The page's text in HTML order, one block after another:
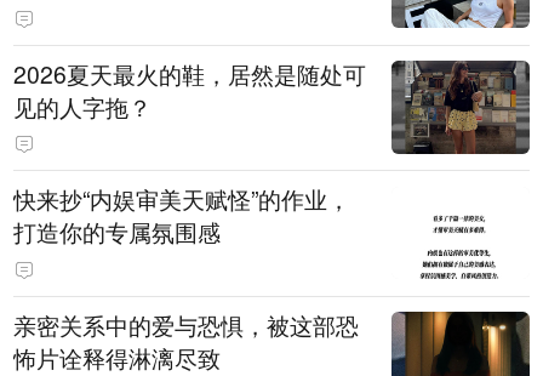
2026夏天最火的鞋，居然是随处可
见的人字拖？
快来抄“内娱审美天赋怪”的作业，
打造你的专属氛围感
亲密关系中的爱与恐惧，被这部恐
怖片诠释得淋漓尽致